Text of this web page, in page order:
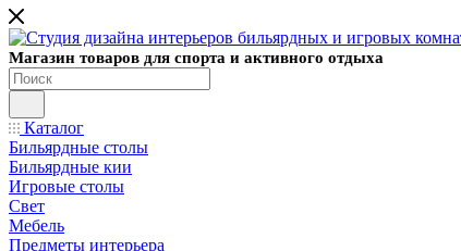
Магазин товаров для спорта и активного отдыха
Каталог
Бильярдные столы
Бильярдные кии
Игровые столы
Свет
Мебель
Предметы интерьера